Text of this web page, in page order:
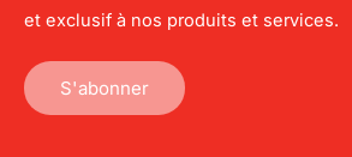
et exclusif à nos produits et services.
S'abonner